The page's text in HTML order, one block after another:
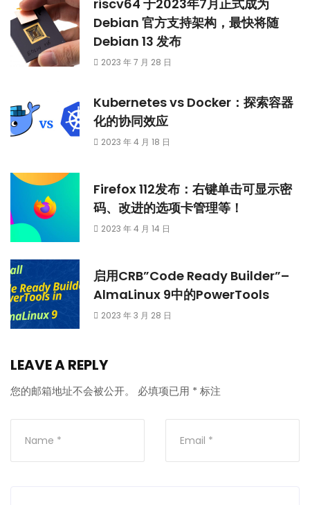
riscv64 于2023年7月正式成为
Debian 官方支持架构，最快将随
Debian 13 发布
2023 年 7 月 28 日
Kubernetes vs Docker：探索容器
化的协同效应
2023 年 4 月 18 日
Firefox 112发布：右键单击可显示密
码、改进的选项卡管理等！
2023 年 4 月 14 日
启用CRB”Code Ready Builder”–
AlmaLinux 9中的PowerTools
2023 年 3 月 28 日
LEAVE A REPLY
您的邮箱地址不会被公开。 必填项已用 * 标注